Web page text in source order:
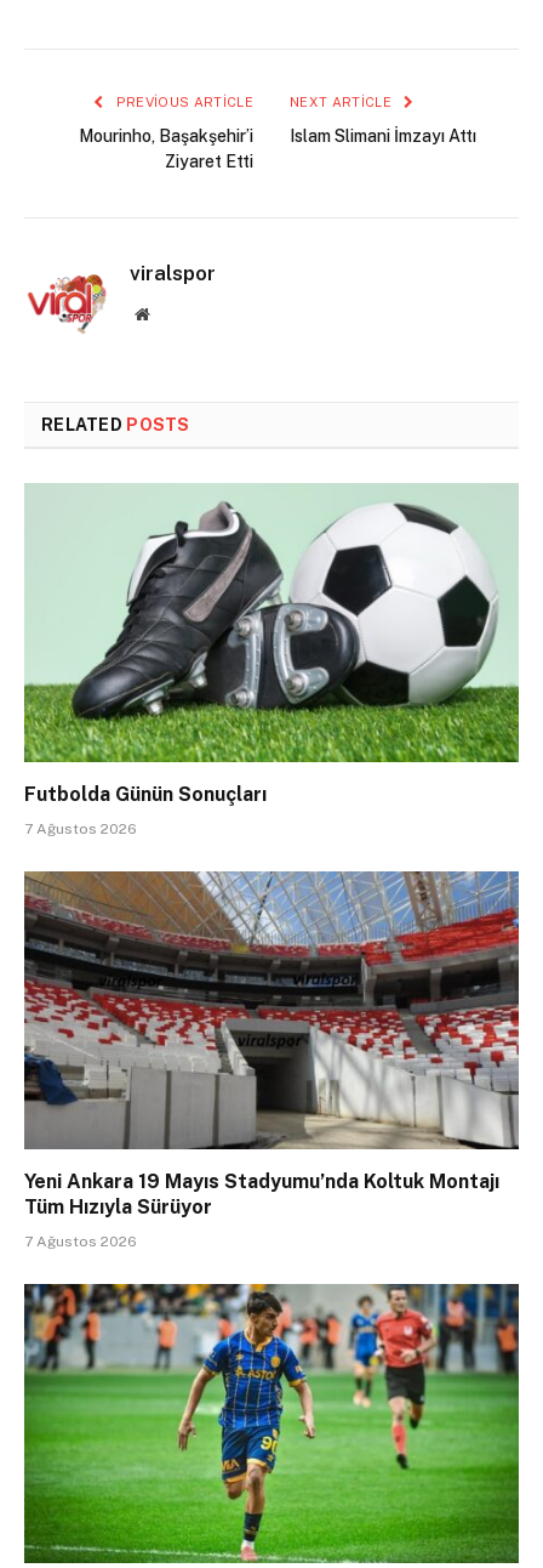
PREVIOUS ARTICLE
Mourinho, Başakşehir’i
Ziyaret Etti
NEXT ARTICLE
Islam Slimani İmzayı Attı
viralspor
Website
RELATED POSTS
Futbolda Günün Sonuçları
7 Ağustos 2026
Yeni Ankara 19 Mayıs Stadyumu’nda Koltuk Montajı
Tüm Hızıyla Sürüyor
7 Ağustos 2026